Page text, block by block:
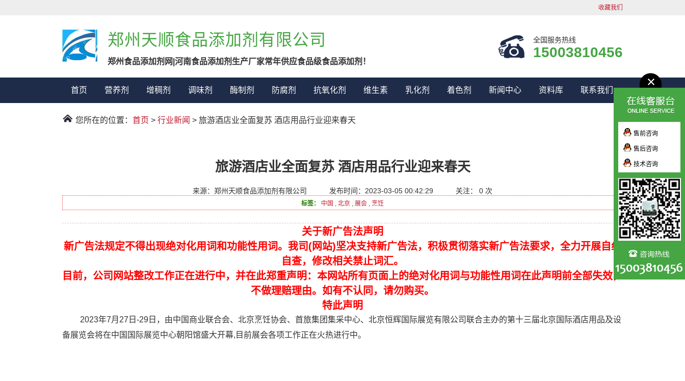
收藏我们
郑州天顺食品添加剂有限公司
郑州食品添加剂网|河南食品添加剂生产厂家常年供应食品级食品添加剂！
全国服务热线
15003810456
首页 营养剂 增稠剂 调味剂 酶制剂 防腐剂 抗氧化剂 维生素 乳化剂 着色剂 新闻中心 资料库 联系我们
您所在的位置： 首页 > 行业新闻 > 旅游酒店业全面复苏 酒店用品行业迎来春天
旅游酒店业全面复苏 酒店用品行业迎来春天
来源：郑州天顺食品添加剂有限公司 发布时间：2023-03-05 00:42:29 关注： 0 次
标签： 中国 , 北京 , 展会 , 烹饪
关于新广告法声明
新广告法规定不得出现绝对化用词和功能性用词。我司(网站)坚决支持新广告法，积极贯彻落实新广告法要求，全力开展自纠
自查，修改相关禁止词汇。
目前，公司网站整改工作正在进行中，并在此郑重声明：本网站所有页面上的绝对化用词与功能性用词在此声明前全部失效，
不做理赔理由。如有不认同，请勿购买。
特此声明
2023年7月27日-29日，由中国商业联合会、北京烹饪协会、首旅集团集采中心、北京恒辉国际展览有限公司联合主办的第十三届北京国际酒店用品及设
备展览会将在中国国际展览中心朝阳馆盛大开幕,目前展会各项工作正在火热进行中。
售前咨询
售后咨询
技术咨询